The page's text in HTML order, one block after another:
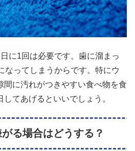
に1回は必要です。歯に溜まっ
なってしまうからです。特にウ
間に汚れがつきやすい食べ物を食
てあげるといいでしょう。
る場合はどうする？